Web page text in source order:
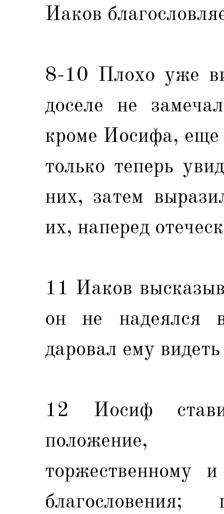
Иаков
8-10 Плохо уже
доселе не
кроме Иосифа,
только теперь
них, затем
их, наперед
11 Иаков
он не надеялся
даровал ему
12 Иосиф
положение,
торжественному
благословения;